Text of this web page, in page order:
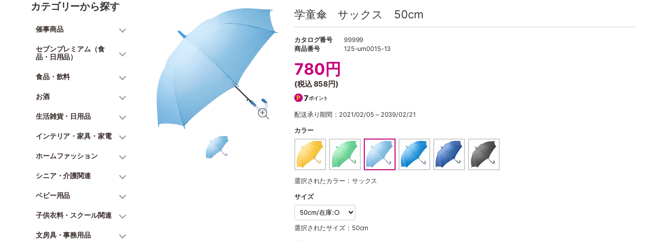
カテゴリーから探す
催事商品
セブンプレミアム（食
品・日用品）
食品・飲料
お酒
生活雑貨・日用品
インテリア・家具・家電
ホームファッション
シニア・介護関連
ベビー用品
子供衣料・スクール関連
文房具・事務用品
学童傘 サックス 50cm
カタログ番号
99999
商品番号
125-um0015-13
780円
(税込858円)
7ポイント
配送承り期間：2021/02/05～2039/02/21
カラー
選択されたカラー：サックス
サイズ
選択されたサイズ：50cm